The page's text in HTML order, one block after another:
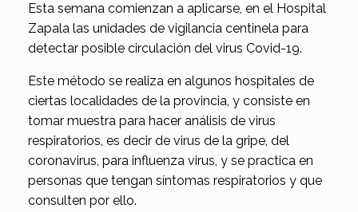
Esta semana comienzan a aplicarse, en el Hospital
Zapala las unidades de vigilancia centinela para
detectar posible circulación del virus Covid-19.
Este método se realiza en algunos hospitales de
ciertas localidades de la provincia, y consiste en
tomar muestra para hacer análisis de virus
respiratorios, es decir de virus de la gripe, del
coronavirus, para influenza virus, y se practica en
personas que tengan síntomas respiratorios y que
consulten por ello.